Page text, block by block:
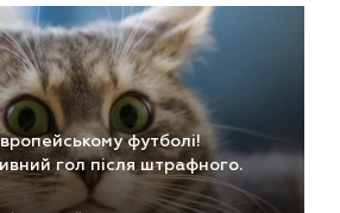
футболі!
гол після штрафного.